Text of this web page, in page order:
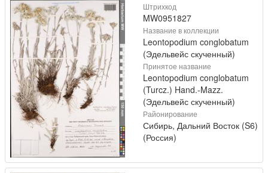
Штрихкод
MW0951827
Название в коллекции
Leontopodium conglobatum
(Эдельвейс скученный)
Принятое название
Leontopodium conglobatum
(Turcz.) Hand.-Mazz.
(Эдельвейс скученный)
Районирование
Сибирь, Дальний Восток (S6)
(Россия)